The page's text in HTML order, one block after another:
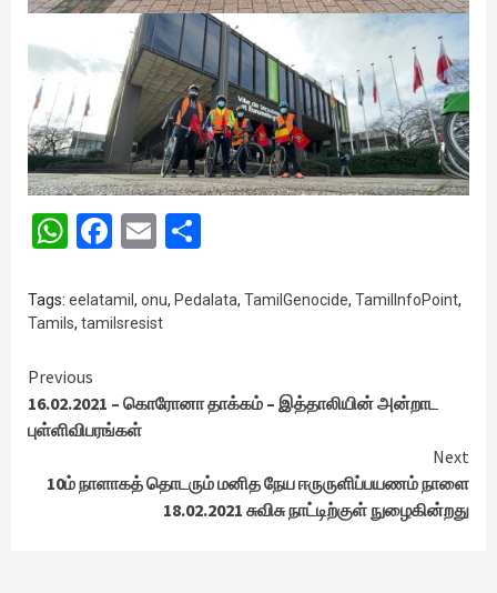
WhatsApp
Facebook
Email
Tags: eelatamil , onu, Pedalata, TamilGenocide, TamilInfoPoint,
Tamils, tamilsresist
Continue
Reading
Previous
16.02.2021 – கொரோனா தாக்கம் – இத்தாலியின் அன்றாட
புள்ளிவிபரங்கள்
Next
10ம் நாளாகத் தொடரும் மனித நேய ஈருருளிப்பயணம் நாளை
18.02.2021 சுவிசு நாட்டிற்குள் நுழைகின்றது